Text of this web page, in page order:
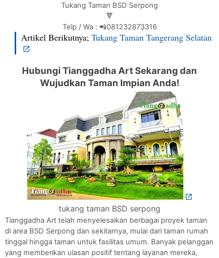
Tukang Taman BSD Serpong
🔻
Telp / Wa : 📲081232873316
Artikel Berikutnya; Tukang Taman Tangerang Selatan
Hubungi Tianggadha Art Sekarang dan
Wujudkan Taman Impian Anda!
tukang taman BSD serpong
Tianggadha Art telah menyelesaikan berbagai proyek taman
di area BSD Serpong dan sekitarnya, mulai dari taman rumah
tinggal hingga taman untuk fasilitas umum. Banyak pelanggan
yang memberikan ulasan positif tentang layanan mereka,